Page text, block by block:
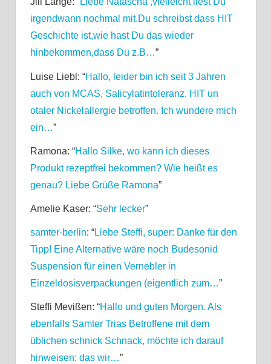
irgendwann nochmal mit.Du schreibst dass HIT
Geschichte ist,wie hast Du das wieder
hinbekommen,dass Du z.B…”
Luise Liebl : “Hallo, leider bin ich seit 3 Jahren
auch von MCAS, Salicylatintoleranz, HIT un
otaler Nickelallergie betroffen. Ich wundere mich
ein…”
Ramona: “Hallo Silke, wo kann ich dieses
Produkt rezeptfrei bekommen? Wie heißt es
genau? Liebe Grüße Ramona”
Amelie Kaser: “Sehr lecker”
samter-berlin: “Liebe Steffi, super: Danke für den
Tipp! Eine Alternative wäre noch Budesonid
Suspension für einen Vernebler in
Einzeldosisverpackungen (eigentlich zum…”
Steffi Mevißen: “Hallo und guten Morgen. Als
ebenfalls Samter Trias Betroffene mit dem
üblichen schnick Schnack, möchte ich darauf
hinweisen; das wir…”